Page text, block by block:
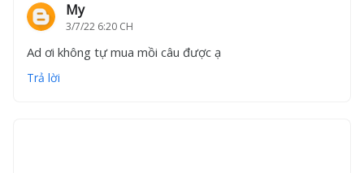
My
3/7/22 6:20 CH
Ad ơi không tự mua mồi câu được ạ
Trả lời